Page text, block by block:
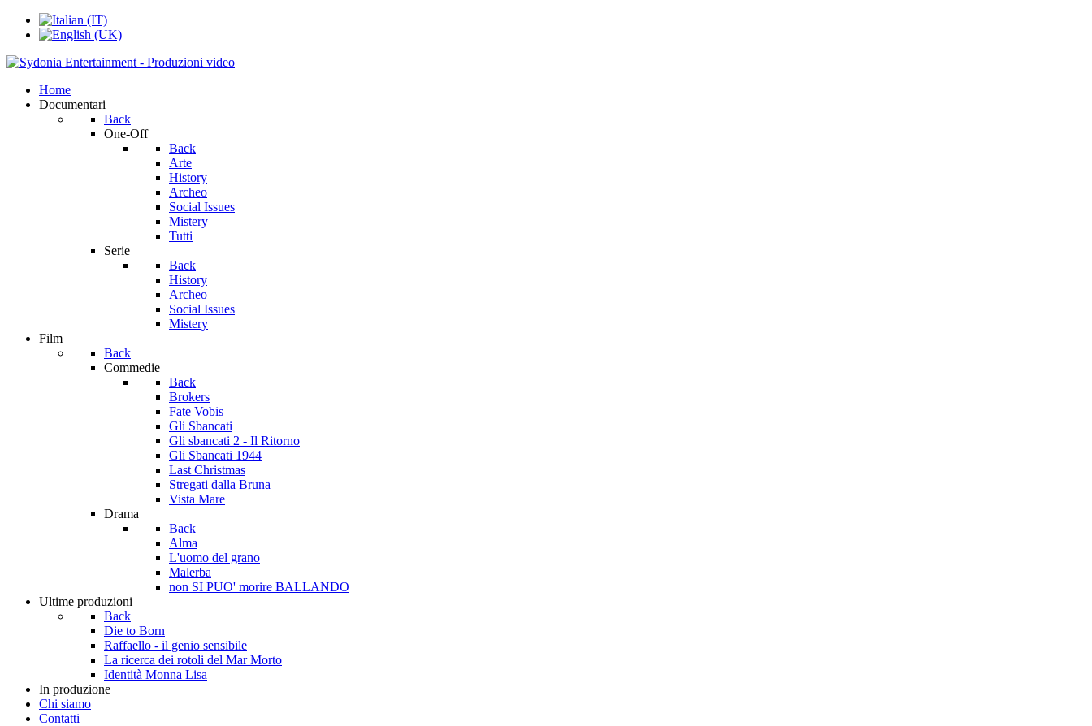
Home
Documentari
Back
One-Off
Back
Arte
History
Archeo
Social Issues
Mistery
Tutti
Serie
Back
History
Archeo
Social Issues
Mistery
Film
Back
Commedie
Back
Brokers
Fate Vobis
Gli Sbancati
Gli sbancati 2 - Il Ritorno
Gli Sbancati 1944
Last Christmas
Stregati dalla Bruna
Vista Mare
Drama
Back
Alma
L'uomo del grano
Malerba
non SI PUO' morire BALLANDO
Ultime produzioni
Back
Die to Born
Raffaello - il genio sensibile
La ricerca dei rotoli del Mar Morto
Identità Monna Lisa
In produzione
Chi siamo
Contatti